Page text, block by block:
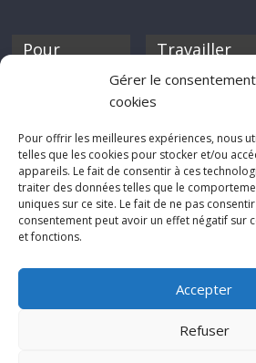
Gérer le
cookies
Pour offrir les meilleures expériences, nous
telles que les cookies pour stocker et/ou
appareils. Le fait de consentir à ces
traiter des données telles que le
uniques sur ce site. Le fait de ne pas
consentement peut avoir un effet négatif sur
et fonctions.
Accepter
Refuser
Pour
discothèque
Travailler
Si tu souhaites
Rocknfool,
pas à nous
tes chroniques de
concerts, de films,
séries ou des
d'humeur :
net